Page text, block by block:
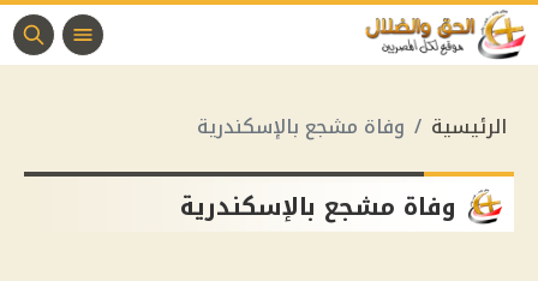
الرئيسية وفاة مشجع بالإسكندرية
وفاة مشجع بالإسكندرية